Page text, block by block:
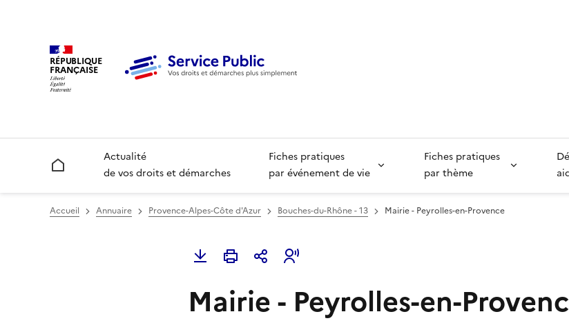
RÉPUBLIQUE
FRANÇAISE
Accueil
Actualité
de vos droits et démarches
Fiches pratiques
par événement de vie
Fiches pratiques
par thème
Accueil Annuaire Provence-Alpes-Côte d'Azur Bouches-du-Rhône - 13 Mairie - Peyrolles-en-Provence
Mairie - Peyrolles-en-